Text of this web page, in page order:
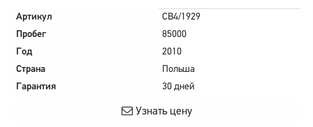
Артикул
CB4/1929
Пробег
85000
Год
2010
Страна
Польша
Гарантия
30 дней
Узнать цену